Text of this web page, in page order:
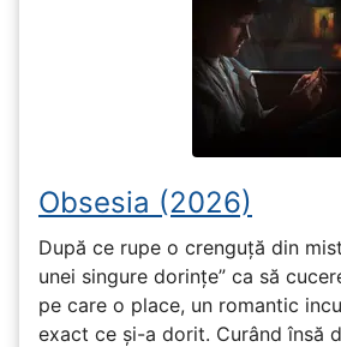
Obsesia (2026)
După ce rupe o crenguță din
unei singure dorințe” ca să
pe care o place, un romantic
exact ce și-a dorit. Curând însă